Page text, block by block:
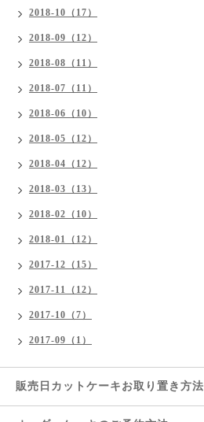
2018-10（17）
2018-09（12）
2018-08（11）
2018-07（11）
2018-06（10）
2018-05（12）
2018-04（12）
2018-03（13）
2018-02（10）
2018-01（12）
2017-12（15）
2017-11（12）
2017-10（7）
2017-09（1）
販売日カットケーキお取り置き方法